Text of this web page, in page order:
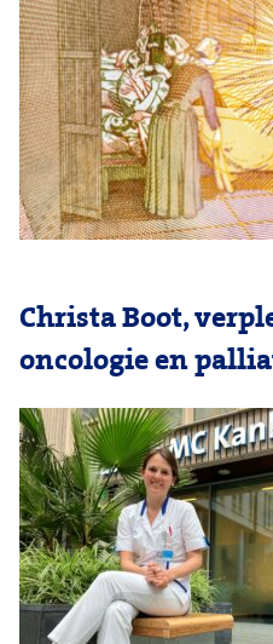
Christa Boot,
oncologie en